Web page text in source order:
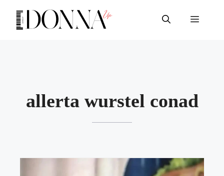
contenuto
Menu
allerta wurstel conad